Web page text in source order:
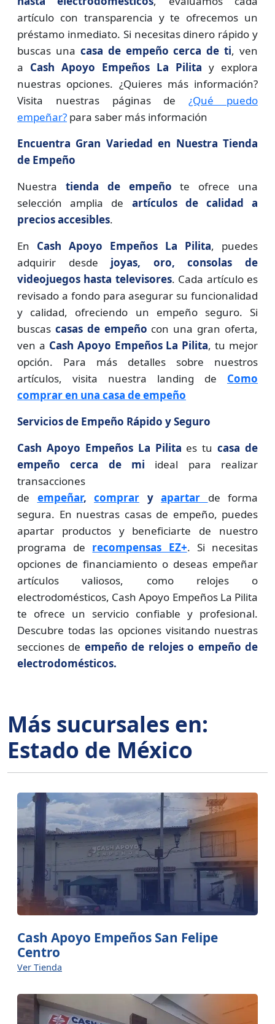
artículo con transparencia y te ofrecemos un
préstamo inmediato. Si necesitas dinero rápido y
buscas una casa de empeño cerca de ti, ven
a Cash Apoyo Empeños La Pilita y explora
nuestras opciones. ¿Quieres más información?
Visita nuestras páginas de¿Qué puedo
empeñar? para saber más información
Encuentra Gran Variedad en Nuestra Tienda
de Empeño
Nuestra tienda de empeño te ofrece una
selección amplia de artículos de calidad a
precios accesibles.
En Cash Apoyo Empeños La Pilita, puedes
adquirir desde joyas, oro, consolas de
videojuegos hasta televisores. Cada artículo es
revisado a fondo para asegurar su funcionalidad
y calidad, ofreciendo un empeño seguro. Si
buscas casas de empeño con una gran oferta,
ven a Cash Apoyo Empeños La Pilita, tu mejor
opción. Para más detalles sobre nuestros
artículos, visita nuestra landing de Como
comprar en una casa de empeño
Servicios de Empeño Rápido y Seguro
Cash Apoyo Empeños La Pilita es tucasa de
empeño cerca de mi ideal para realizar
transacciones
de empeñar, comprar y apartar
de forma
segura. En nuestras casas de empeño, puedes
apartar productos y beneficiarte de nuestro
programa de recompensas EZ+. Si necesitas
opciones de financiamiento o deseas empeñar
artículos valiosos, como relojes o
electrodomésticos, Cash Apoyo Empeños La Pilita
te ofrece un servicio confiable y profesional.
Descubre todas las opciones visitando nuestras
secciones de empeño de relojes o empeño de
electrodomésticos.
Más sucursales en:
Estado de México
Cash Apoyo Empeños San Felipe
Centro
Ver Tienda